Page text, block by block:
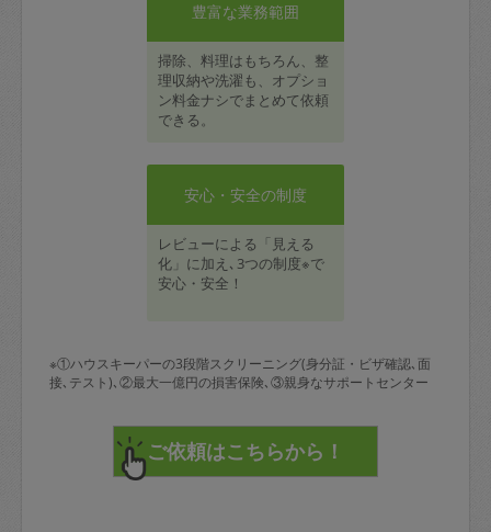
豊富な業務範囲
掃除、料理はもちろん、整
理収納や洗濯も、オプショ
ン料金ナシでまとめて依頼
できる。
安心・安全の制度
レビューによる「見える
化」に加え､3つの制度※で
安心・安全！
※①ハウスキーパーの3段階スクリーニング(身分証・ビザ確認､面
接､テスト)､②最大一億円の損害保険､③親身なサポートセンター